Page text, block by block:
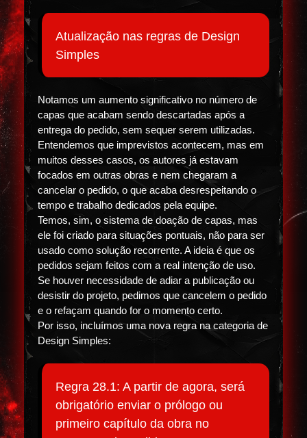
Atualização nas regras de Design
Simples
Notamos um aumento significativo no número de
capas que acabam sendo descartadas após a
entrega do pedido, sem sequer serem utilizadas.
Entendemos que imprevistos acontecem, mas em
muitos desses casos, os autores já estavam
focados em outras obras e nem chegaram a
cancelar o pedido, o que acaba desrespeitando o
tempo e trabalho dedicados pela equipe.
Temos, sim, o sistema de doação de capas, mas
ele foi criado para situações pontuais, não para ser
usado como solução recorrente. A ideia é que os
pedidos sejam feitos com a real intenção de uso.
Se houver necessidade de adiar a publicação ou
desistir do projeto, pedimos que cancelem o pedido
e o refaçam quando for o momento certo.
Por isso, incluímos uma nova regra na categoria de
Design Simples:
Regra 28.1: A partir de agora, será
obrigatório enviar o prólogo ou
primeiro capítulo da obra no